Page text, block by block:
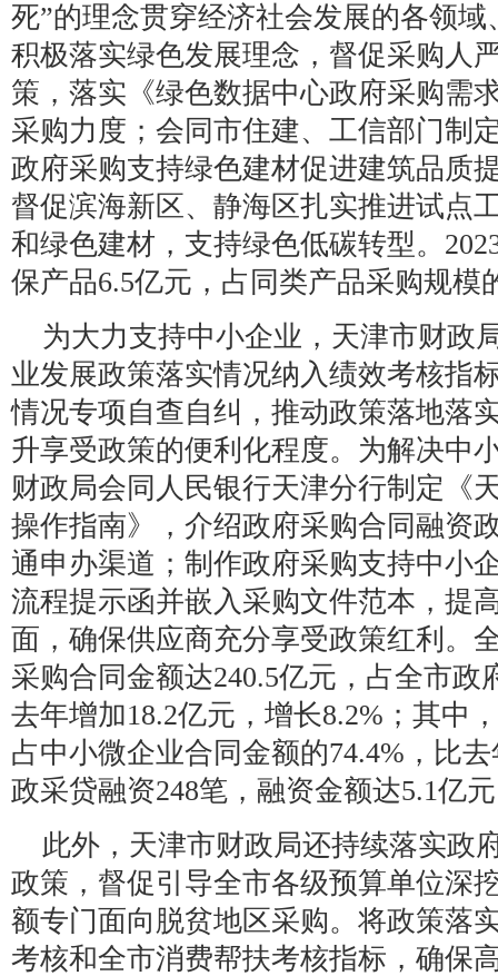
死”的理念贯穿经济社会发展的各领
积极落实绿色发展理念，督促采购人
策，落实《绿色数据中心政府采购需
采购力度；会同市住建、工信部门制
政府采购支持绿色建材促进建筑品质
督促滨海新区、静海区扎实推进试点
和绿色建材，支持绿色低碳转型。
保产品6.5亿元，占同类产品采购规模
为大力支持中小企业，天津市财政
业发展政策落实情况纳入绩效考核指
情况专项自查自纠，推动政策落地落
升享受政策的便利化程度。为解决中
财政局会同人民银行天津分行制定《
操作指南》，介绍政府采购合同融资
通申办渠道；制作政府采购支持中小
流程提示函并嵌入采购文件范本，提
面，确保供应商充分享受政策红利。
采购合同金额达240.5亿元，占全市政
去年增加18.2亿元，增长8.2%；其中
占中小微企业合同金额的74.4%，比
政采贷融资248笔，融资金额达5.1亿
此外，天津市财政局还持续落实政
政策，督促引导全市各级预算单位深
额专门面向脱贫地区采购。将政策落
考核和全市消费帮扶考核指标，确保